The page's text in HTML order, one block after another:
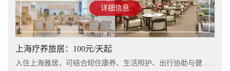
详细信息
上海疗养旅居：100元/天起